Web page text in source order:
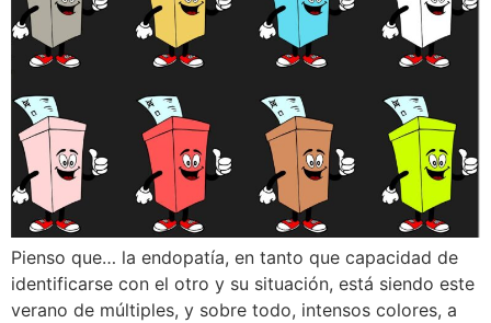
Pienso que… la endopatía, en tanto que capacidad de
identificarse con el otro y su situación, está siendo este
verano de múltiples, y sobre todo, intensos colores, a